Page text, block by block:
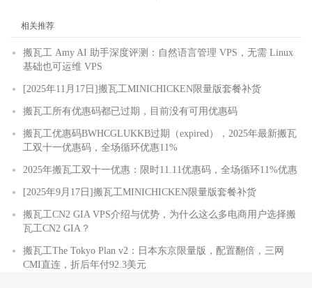
相关推荐
搬瓦工 Amy AI 助手深度评测：自然语言管理 VPS，无需 Linux
基础也可运维 VPS
[2025年11月17日]搬瓦工MINICHICKEN限量版套餐补货
搬瓦工所有优惠码都已过期，目前没有可用优惠码
搬瓦工优惠码BWHCGLUKKB过期（expired），2025年最新搬瓦
工双十一优惠码，全场循环优惠11%
2025年搬瓦工双十一优惠：限时11.11优惠码，全场循环11%优惠
[2025年9月17日]搬瓦工MINICHICKEN限量版套餐补货
搬瓦工CN2 GIA VPS介绍与优势，为什么这么多电商用户选择搬
瓦工CN2 GIA？
搬瓦工The Tokyo Plan v2：日本东京限量版，配置翻倍，三网
CMI直连，折后年付92.3美元